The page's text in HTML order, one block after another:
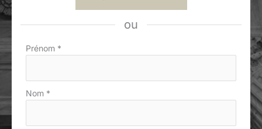
ou
Formulaire
Prénom *
Nom *